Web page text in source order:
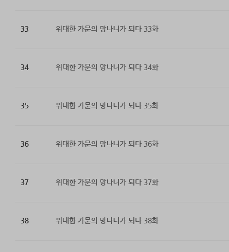
33 위대한 가문의 망나니가 되다 33화
34 위대한 가문의 망나니가 되다 34화
35 위대한 가문의 망나니가 되다 35화
36 위대한 가문의 망나니가 되다 36화
37 위대한 가문의 망나니가 되다 37화
38 위대한 가문의 망나니가 되다 38화